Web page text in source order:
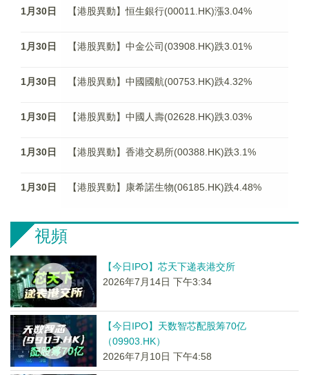
1月30日 【港股異動】恒生銀行(00011.HK)漲3.04%
1月30日 【港股異動】中金公司(03908.HK)跌3.01%
1月30日 【港股異動】中國國航(00753.HK)跌4.32%
1月30日 【港股異動】中國人壽(02628.HK)跌3.03%
1月30日 【港股異動】香港交易所(00388.HK)跌3.1%
1月30日 【港股異動】康希諾生物(06185.HK)跌4.48%
視頻
【今日IPO】芯天下递表港交所
2026年7月14日 下午3:34
【今日IPO】天数智芯配股筹70亿
（09903.HK）
2026年7月10日 下午4:58